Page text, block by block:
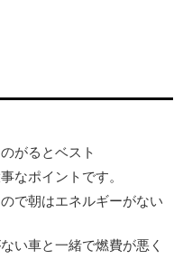
がるとベスト
なポイントです。
で朝はエネルギーがない
い車と一緒で燃費が悪く